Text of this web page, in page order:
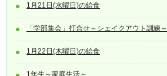
1月21日(水曜日)の給食
「学部集会」打合せ～シェイクアウト訓練～
1月22日(木曜日)の給食
1年生～家庭生活～